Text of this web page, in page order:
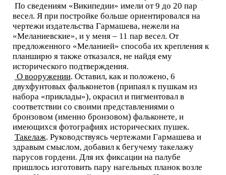
По сведениям «Википедии» имели от 9 до 20 пар
весел. Я при постройке больше ориентировался на
чертежи издательства Гармашева, нежели на
«Меланиевские», и у меня – 11 пар весел. От
предложенного «Меланией» способа их крепления к
планширю я также отказался, не найдя ему
исторического подтверждения.
О вооружении. Оставил, как и положено, 6
двухфунтовых фальконетов (припаял к пушкам из
набора «приклады»), окрасил и пигментовал в
соответствии со своими представлениями о
бронзовом (именно бронзовом) фальконете, и
имеющихся фотографиях исторических пушек.
Такелаж. Руководствуясь чертежами Гармашева и
здравым смыслом, добавил к бегучему такелажу
парусов гордени. Для их фиксации на палубе
пришлось изготовить пару нагельных планок возле